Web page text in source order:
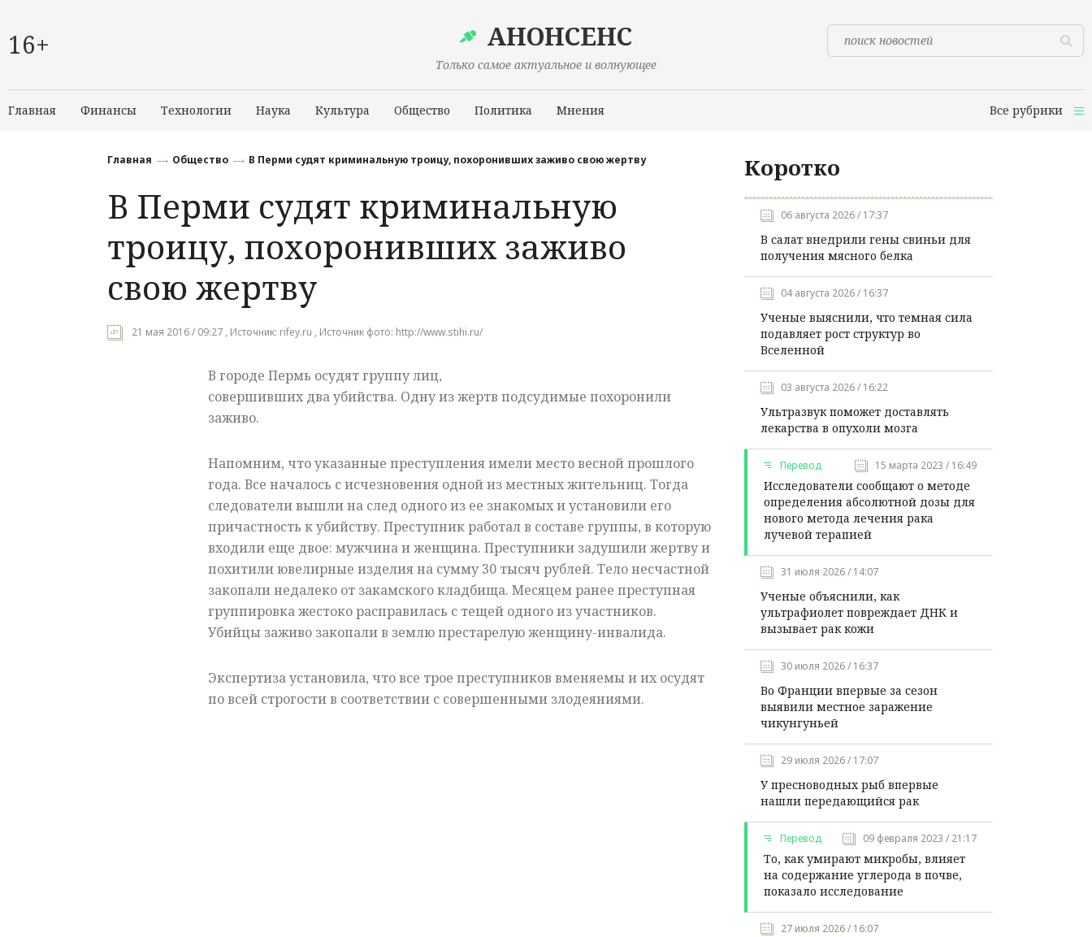
16+ АНОНСЕНС
Только самое актуальное и волнующее
Главная Финансы Технологии Наука Культура Общество Политика Мнения Все рубрики
Происшествия
Главная Общество В Перми судят криминальную троицу, похоронивших заживо свою жертву
В Перми судят криминальную
троицу, похоронивших заживо
свою жертву
21 мая 2016 / 09:27 , Источник: rifey.ru , Источник фото: http://www.stihi.ru/
В городе Пермь осудят группу лиц,
совершивших два убийства. Одну из жертв подсудимые похоронили
заживо.
Напомним, что указанные преступления имели место весной прошлого
года. Все началось с исчезновения одной из местных жительниц. Тогда
следователи вышли на след одного из ее знакомых и установили его
причастность к убийству. Преступник работал в составе группы, в которую
входили еще двое: мужчина и женщина. Преступники задушили жертву и
похитили ювелирные изделия на сумму 30 тысяч рублей. Тело несчастной
закопали недалеко от закамскогокладбища. Месяцем ранее преступная
группировка жестоко расправилась с тещей одного из участников.
Убийцы заживо закопали в землю престарелуюженщину-инвалида.
Экспертизаустановила, что все трое преступников вменяемы и их осудят
по всей строгости в соответствии с совершенными злодеяниями.
Коротко
06 августа 2026 / 17:37
В салат внедрили гены свиньи для
получения мясного белка
04 августа 2026 / 16:37
Ученые выяснили, что темная сила
подавляет рост структур во
Вселенной
03 августа 2026 / 16:22
Ультразвук поможет доставлять
лекарства в опухоли мозга
Перевод 15 марта 2023 / 16:49
Исследователи сообщают о методе
определения абсолютной дозы для
нового метода лечения рака
лучевой терапией
31 июля 2026 / 14:07
Ученые объяснили, как
ультрафиолет повреждает ДНК и
вызывает рак кожи
30 июля 2026 / 16:37
Во Франции впервые за сезон
выявили местное заражение
чикунгуньей
29 июля 2026 / 17:07
У пресноводных рыб впервые
нашли передающийся рак
Перевод 09 февраля 2023 / 21:17
То, как умирают микробы, влияет
на содержание углерода в почве,
показало исследование
27 июля 2026 / 16:07